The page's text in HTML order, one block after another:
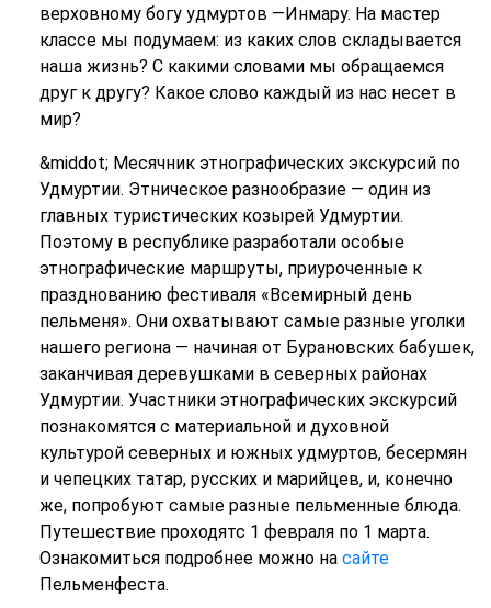
верховному богу удмуртов —Инмару. На мастер
классе мы подумаем: из каких слов складывается
наша жизнь? С какими словами мы обращаемся
друг к другу? Какое слово каждый из нас несет в
мир?
&middot; Месячник этнографических экскурсий по
Удмуртии. Этническое разнообразие — один из
главных туристических козырей Удмуртии.
Поэтому в республике разработали особые
этнографические маршруты, приуроченные к
празднованию фестиваля «Всемирный день
пельменя». Они охватывают самые разные уголки
нашего региона — начиная от Бурановских бабушек,
заканчивая деревушками в северных районах
Удмуртии. Участники этнографических экскурсий
познакомятся с материальной и духовной
культурой северных и южных удмуртов, бесермян
и чепецких татар, русских и марийцев, и, конечно
же, попробуют самые разные пельменные блюда.
Путешествие проходятс 1 февраля по 1 марта.
Ознакомиться подробнее можно на сайте
Пельменфеста.